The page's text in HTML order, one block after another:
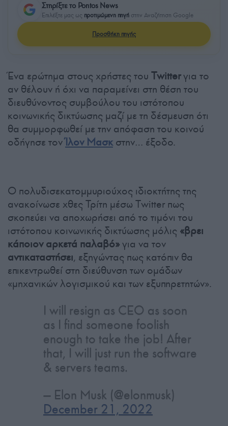
Στηρίξτε το Pontos News
Επιλέξτε μας ως προτιμώμενη πηγή στην Αναζήτηση Google
Προσθήκη πηγής
Ένα ερώτημα στους χρήστες του Twitterγια το
αν θέλουν ή όχι να παραμείνει στη θέση του
διευθύνοντος συμβούλου του ιστότοπου
κοινωνικής δικτύωσης μαζί με τη δέσμευση ότι
θα συμμορφωθεί με την απόφαση του κοινού
οδήγησε τονΊλον Μασκστην… έξοδο.
Ο πολυδισεκατομμυριούχος ιδιοκτήτης της
ανακοίνωσε χθες Τρίτη μέσω Twitter πως
σκοπεύει να αποχωρήσει από το τιμόνι του
ιστότοπου κοινωνικής δικτύωσης μόλις «βρει
κάποιον αρκετά παλαβό»για να τον
αντικαταστήσει, εξηγώντας πως κατόπιν θα
επικεντρωθεί στη διεύθυνση των ομάδων
«μηχανικών λογισμικού και των εξυπηρετητών».
I will resign as CEO as soon
as I find someone foolish
enough to take the job! After
that, I will just run the software
& servers teams.
— Elon Musk (@elonmusk)
December 21, 2022